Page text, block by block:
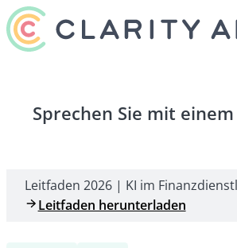
Sprechen Sie mit
Leitfaden 2026 | KI im
Leitfaden herunterladen